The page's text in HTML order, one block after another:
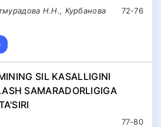
72-76
Н.Н., Курбанова
SIL KASALLIGINI
SAMARADORLIGIGA
77-80